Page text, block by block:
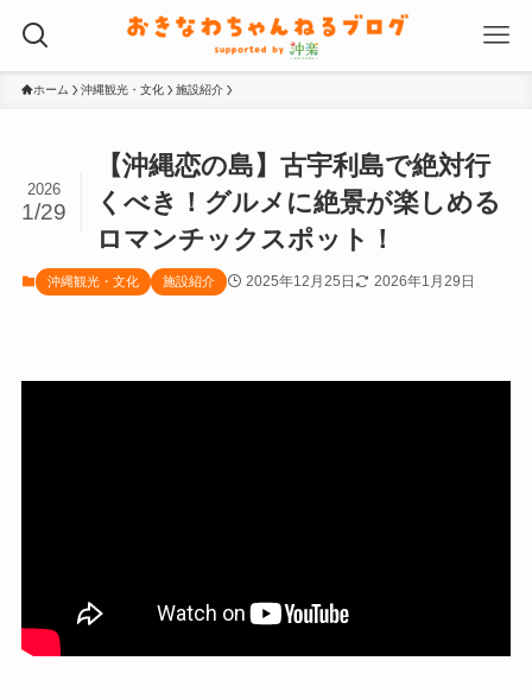
ホーム 沖縄観光・文化 施設紹介
【沖縄恋の島】古宇利島で絶対行
くべき！グルメに絶景が楽しめる
ロマンチックスポット！
2026
1/29
沖縄観光・文化 施設紹介 2025年12月25日 2026年1月29日